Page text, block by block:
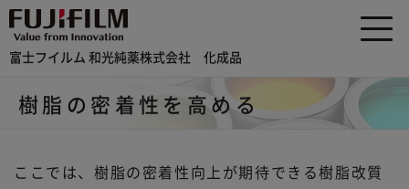
富士フイルム 和光純薬株式会社 化成品
樹脂の密着性を高める
ここでは、樹脂の密着性向上が期待できる樹脂改質